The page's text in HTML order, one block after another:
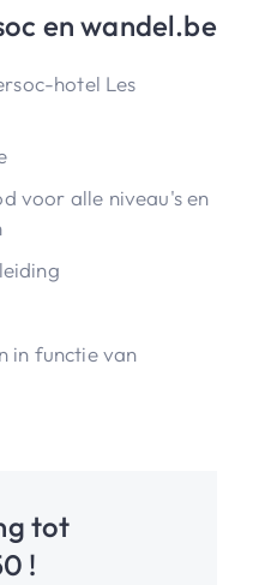
en wandel.be
hotel Les
voor alle niveau's en
in functie van
tot
!